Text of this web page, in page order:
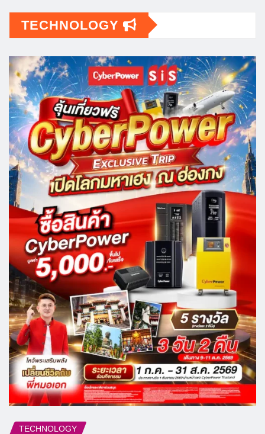
TECHNOLOGY
TECHNOLOGY